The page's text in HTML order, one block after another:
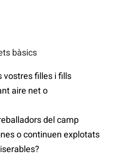
bàsics
vostres filles i fills
aire net o
del camp
o continuen explotats